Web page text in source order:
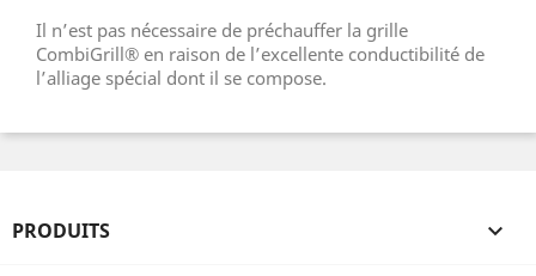
Il n’est pas nécessaire de préchauffer la grille
CombiGrill® en raison de l’excellente conductibilité de
l’alliage spécial dont il se compose.
PRODUITS 